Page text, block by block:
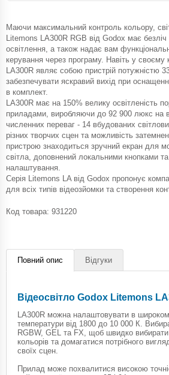
Маючи максимальний контроль кольору,
Litemons LA300R RGB від Godox має безліч
освітлення, а також надає вам
керування через програму. Навіть у своєму
LA300R являє собою пристрій потужністю
забезпечувати яскравий вихід при
в комплект.
LA300R має на 150% велику освітленість
приладами, виробляючи до 92 900 люкс на
численних переваг - 14 вбудованих
різних творчих сцен та можливість
пристрою знаходиться зручний екран для
світла, доповнений локальними кнопками
налаштування.
Серія Litemons LA від Godox пропонує
для всіх типів відеозйомки та створення
Код товара: 931220
Повний опис Відгуки
Відеосвітло Godox Litemons
LA300R можна налаштовувати в широкому
температури від 1800 до 10 000 К.
RGBW, GEL та FX, щоб швидко вибирати
кольорів та домагатися потрібного
своїх сцен.
Прилад може похвалитися високою